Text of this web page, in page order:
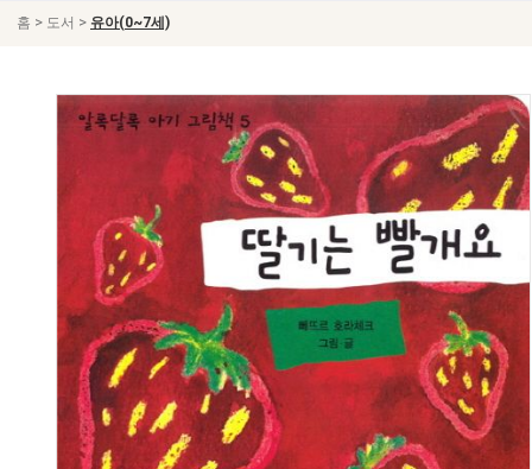
홈 > 도서 > 유아(0~7세)